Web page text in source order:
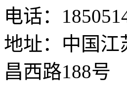
电话：
地址：中国江
昌西路188号